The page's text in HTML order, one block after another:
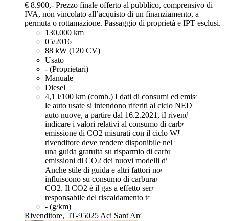
€ 8.900,- Prezzo finale offerto al pubblico, comprensivo di
IVA, non vincolato all’acquisto di un finanziamento, a
permuta o rottamazione. Passaggio di proprietà e IPT esclusi.
130.000 km
05/2016
88 kW (120 CV)
Usato
- (Proprietari)
Manuale
Diesel
4,1 l/100 km (comb.) I dati di consumi ed emissioni per
le auto usate si intendono riferiti al ciclo NEDC. Per le
auto nuove, a partire dal 16.2.2021, iI rivenditore deve
indicare i valori relativi al consumo di carburante ed
emissione di CO2 misurati con il ciclo WLTP. Il
rivenditore deve rendere disponibile nel punto vendita
una guida gratuita su risparmio di carburante e
emissioni di CO2 dei nuovi modelli di autovetture.
Anche stile di guida e altri fattori non tecnici
influiscono su consumo di carburante e emissioni di
CO2. Il CO2 è il gas a effetto serra principalmente
responsabile del riscaldamento terrestre.
- (g/km)
Rivenditore, IT-95025 Aci Sant'Antonio - Catania - Ct